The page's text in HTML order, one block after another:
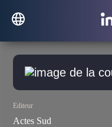
Editeur
Actes Sud